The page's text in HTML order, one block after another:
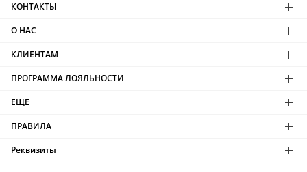
КОНТАКТЫ
О НАС
КЛИЕНТАМ
ПРОГРАММА ЛОЯЛЬНОСТИ
ЕЩЕ
ПРАВИЛА
Реквизиты